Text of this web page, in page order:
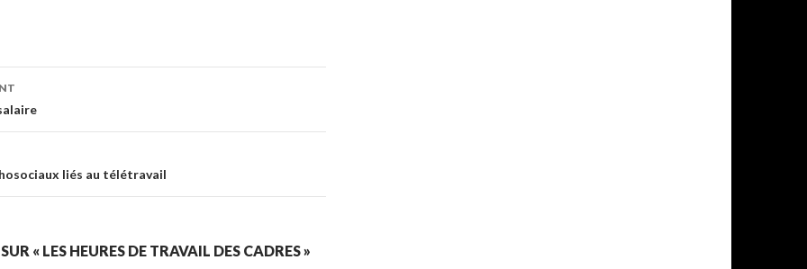
liés au télétravail
« LES HEURES DE TRAVAIL DES CADRES »